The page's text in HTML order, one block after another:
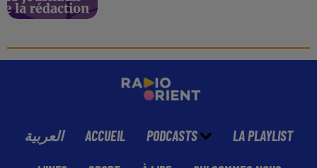
العربية ACCUEIL PODCASTS LA PLAYLIST